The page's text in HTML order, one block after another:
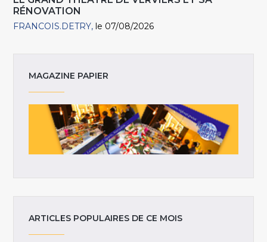
RÉNOVATION
FRANCOIS.DETRY le 07/08/2026
MAGAZINE PAPIER
ARTICLES POPULAIRES DE CE MOIS